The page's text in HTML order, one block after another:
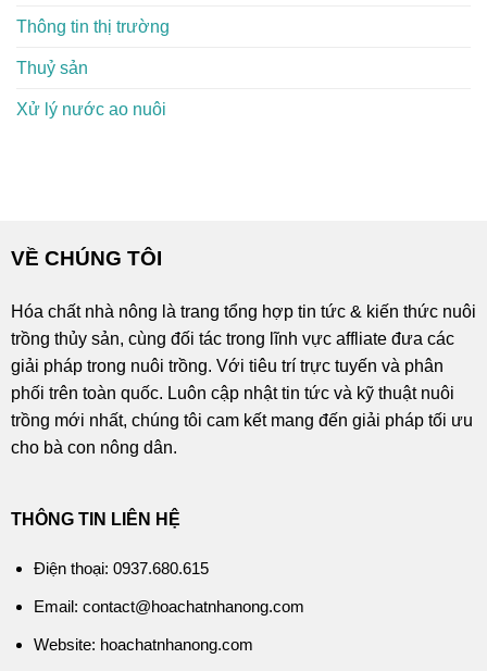
Thông tin thị trường
Thuỷ sản
Xử lý nước ao nuôi
VỀ CHÚNG TÔI
Hóa chất nhà nông là trang tổng hợp tin tức & kiến thức nuôi
trồng thủy sản, cùng đối tác trong lĩnh vực affliate đưa các
giải pháp trong nuôi trồng. Với tiêu trí trực tuyến và phân
phối trên toàn quốc. Luôn cập nhật tin tức và kỹ thuật nuôi
trồng mới nhất, chúng tôi cam kết mang đến giải pháp tối ưu
cho bà con nông dân.
THÔNG TIN LIÊN HỆ
Điện thoại: 0937.680.615
Email: contact@hoachatnhanong.com
Website: hoachatnhanong.com